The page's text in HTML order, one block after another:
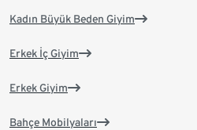
Kadın Büyük Beden Giyim
Erkek İç Giyim
Erkek Giyim
Bahçe Mobilyaları